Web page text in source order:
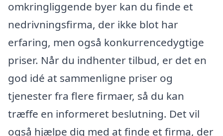
omkringliggende byer kan du finde et
nedrivningsfirma, der ikke blot har
erfaring, men også konkurrencedygtige
priser. Når du indhenter tilbud, er det en
god idé at sammenligne priser og
tjenester fra flere firmaer, så du kan
træffe en informeret beslutning. Det vil
også hjælpe dig med at finde et firma, der